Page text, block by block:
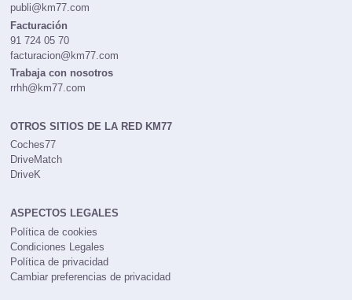
publi@km77.com
Facturación
91 724 05 70
facturacion@km77.com
Trabaja con nosotros
rrhh@km77.com
OTROS SITIOS DE LA RED KM77
Coches77
DriveMatch
DriveK
ASPECTOS LEGALES
Política de cookies
Condiciones Legales
Política de privacidad
Cambiar preferencias de privacidad